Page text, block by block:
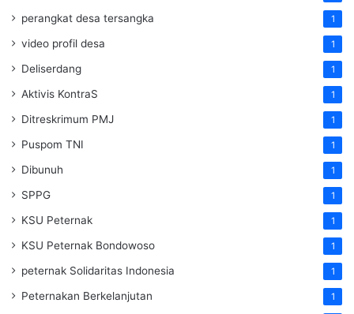
perangkat desa tersangka 1
video profil desa 1
Deliserdang 1
Aktivis KontraS 1
Ditreskrimum PMJ 1
Puspom TNI 1
Dibunuh 1
SPPG 1
KSU Peternak 1
KSU Peternak Bondowoso 1
peternak Solidaritas Indonesia 1
Peternakan Berkelanjutan 1